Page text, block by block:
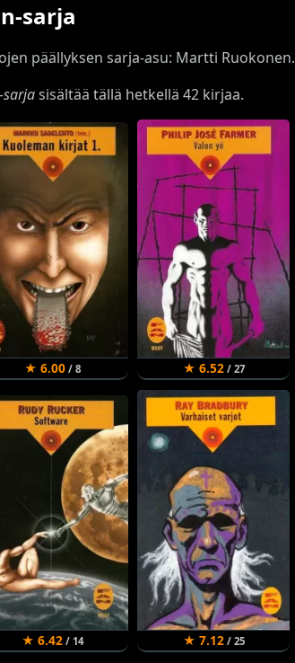
sarja
päällyksen sarja-asu: Martti Ruokonen.
sarjasisältää tällä hetkellä 42 kirjaa.
★ 6.00/ 8 ★ 6.52/ 27
★ 6.42/ 14 ★ 7.12/ 25